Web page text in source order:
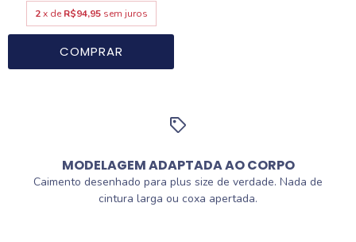
2 x de R$94,95 sem juros
COMPRAR
MODELAGEM ADAPTADA AO CORPO
Caimento desenhado para plus size de verdade. Nada de
cintura larga ou coxa apertada.